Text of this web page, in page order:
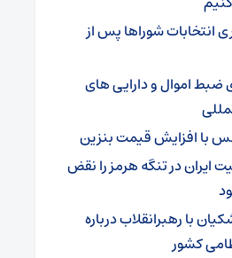
انتخابات شوراها پس از
اموال و دارایی های
با افزایش قیمت بنزین
ایران در تنگه هرمز را نقض
با رهبرانقلاب درباره
کشور